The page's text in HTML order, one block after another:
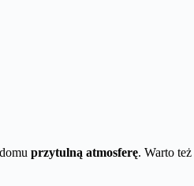
przytulną atmosferę. Warto